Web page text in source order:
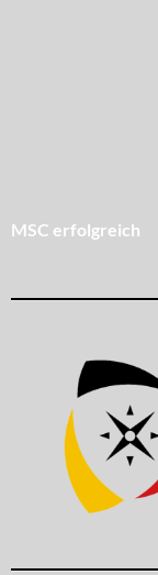
MSC erfolgreich